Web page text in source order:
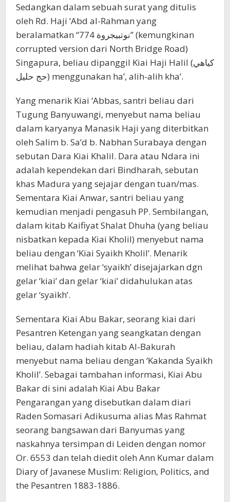
Sedangkan dalam sebuah surat yang ditulis
oleh Rd. Haji ‘Abd al-Rahman yang
beralamatkan “نوتبيجروة 774” (kemungkinan
corrupted version dari North Bridge Road)
Singapura, beliau dipanggil Kiai Haji Halil (كياهي
حج حليل) menggunakan ha’, alih-alih kha’.
Yang menarik Kiai ‘Abbas, santri beliau dari
Tugung Banyuwangi, menyebut nama beliau
dalam karyanya Manasik Haji yang diterbitkan
oleh Salim b. Sa’d b. Nabhan Surabaya dengan
sebutan Dara Kiai Khalil. Dara atau Ndara ini
adalah kependekan dari Bindharah, sebutan
khas Madura yang sejajar dengan tuan/mas.
Sementara Kiai Anwar, santri beliau yang
kemudian menjadi pengasuh PP. Sembilangan,
dalam kitab Kaifiyat Shalat Dhuha (yang beliau
nisbatkan kepada Kiai Kholil) menyebut nama
beliau dengan ‘Kiai Syaikh Kholil’. Menarik
melihat bahwa gelar ‘syaikh’ disejajarkan dgn
gelar ‘kiai’ dan gelar ‘kiai’ didahulukan atas
gelar ‘syaikh’.
Sementara Kiai Abu Bakar, seorang kiai dari
Pesantren Ketengan yang seangkatan dengan
beliau, dalam hadiah kitab Al-Bakurah
menyebut nama beliau dengan ‘Kakanda Syaikh
Kholil’. Sebagai tambahan informasi, Kiai Abu
Bakar di sini adalah Kiai Abu Bakar
Pengarangan yang disebutkan dalam diari
Raden Somasari Adikusuma alias Mas Rahmat
seorang bangsawan dari Banyumas yang
naskahnya tersimpan di Leiden dengan nomor
Or. 6553 dan telah diedit oleh Ann Kumar dalam
Diary of Javanese Muslim: Religion, Politics, and
the Pesantren 1883-1886.